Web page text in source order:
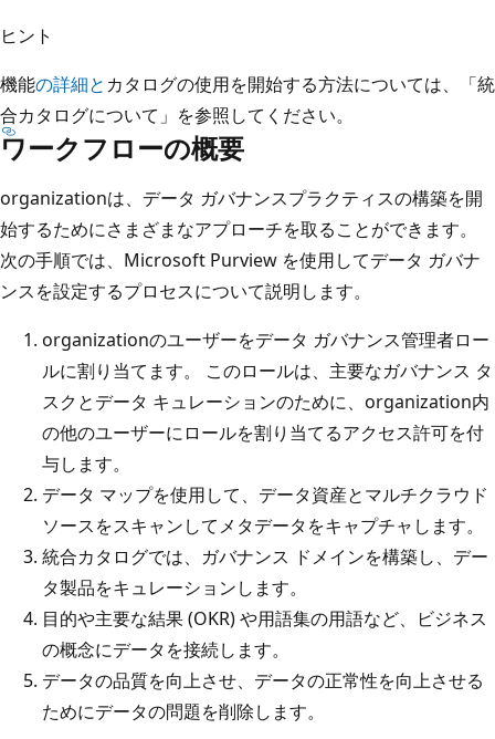
ヒント
機能の詳細と カタログの使用を開始する方法については、「統
合カタログについて」を参照してください。
ワークフローの概要
organizationは、データ ガバナンスプラクティスの構築を開
始するためにさまざまなアプローチを取ることができます。
次の手順では、Microsoft Purview を使用してデータ ガバナ
ンスを設定するプロセスについて説明します。
organizationのユーザーをデータ ガバナンス管理者ロー
ルに割り当てます。 このロールは、主要なガバナンス タ
スクとデータ キュレーションのために、organization内
の他のユーザーにロールを割り当てるアクセス許可を付
与します。
データ マップを使用して、データ資産とマルチクラウド
ソースをスキャンしてメタデータをキャプチャします。
統合カタログでは、ガバナンス ドメインを構築し、デー
タ製品をキュレーションします。
目的や主要な結果 (OKR) や用語集の用語など、ビジネス
の概念にデータを接続します。
データの品質を向上させ、データの正常性を向上させる
ためにデータの問題を削除します。